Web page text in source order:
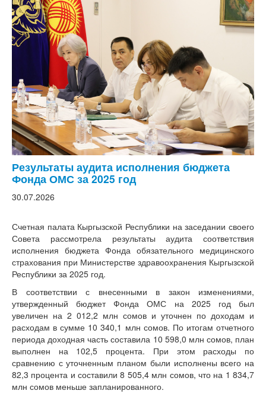
Результаты аудита исполнения бюджета
Фонда ОМС за 2025 год
30.07.2026
Счетная палата Кыргызской Республики на заседании своего
Совета рассмотрела результаты аудита соответствия
исполнения бюджета Фонда обязательного медицинского
страхования при Министерстве здравоохранения Кыргызской
Республики за 2025 год.
В соответствии с внесенными в закон изменениями,
утвержденный бюджет Фонда ОМС на 2025 год был
увеличен на 2 012,2 млн сомов и уточнен по доходам и
расходам в сумме 10 340,1 млн сомов. По итогам отчетного
периода доходная часть составила 10 598,0 млн сомов, план
выполнен на 102,5 процента. При этом расходы по
сравнению с уточненным планом были исполнены всего на
82,3 процента и составили 8 505,4 млн сомов, что на 1 834,7
млн сомов меньше запланированного.